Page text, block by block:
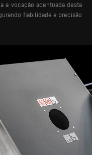
a vocação acentuada desta
fiabilidade e precisão